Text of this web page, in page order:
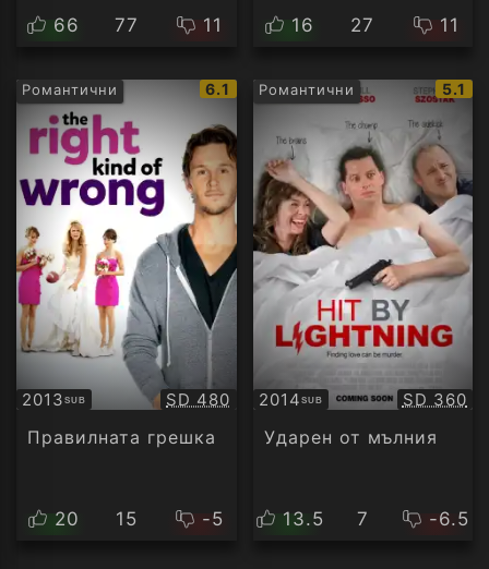
66 77 11
16
27 11
Романтични
IMDb
рейтинг:
6.1
2013SUB
Субтитри Качество:
SD 480
Правилната грешка
20 15 -5
Романтични
IMDb
5.1
2014SUB
Субтитри SD 360
Ударен от мълния
13.5 7 -6.5